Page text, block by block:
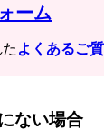
ーム
よくあるご
ない場合